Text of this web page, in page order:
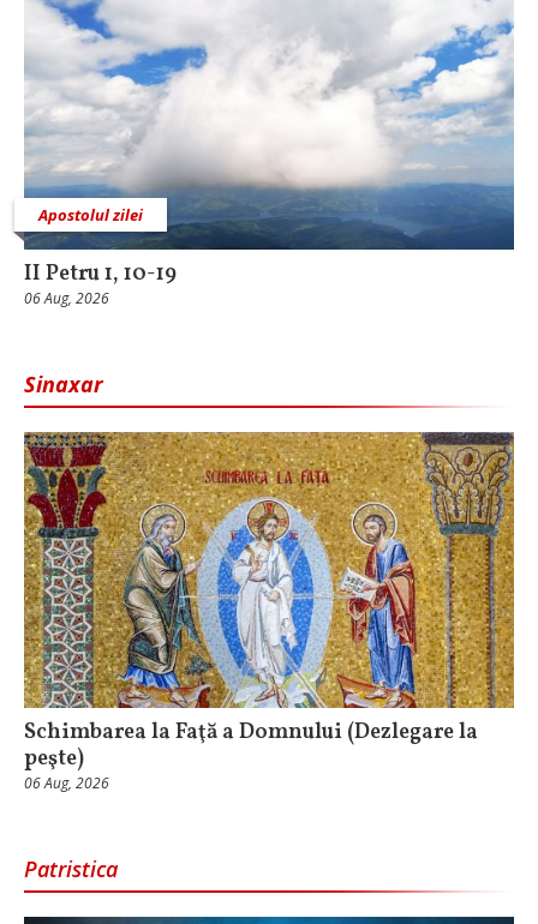
Apostolul zilei
II Petru 1, 10-19
06 Aug, 2026
Sinaxar
Schimbarea la Faţă a Domnului (Dezlegare la
peşte)
06 Aug, 2026
Patristica